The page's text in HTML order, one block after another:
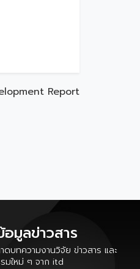
Report
อมูลข่าวสาร
ดบทความงานวิจัย ข่าวสาร และ
มใหม่ ๆ จาก itd